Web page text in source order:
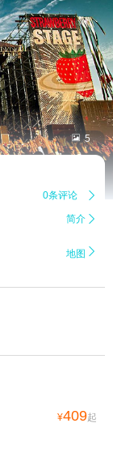
 5
0条评论 
简介 
地图 
¥409起